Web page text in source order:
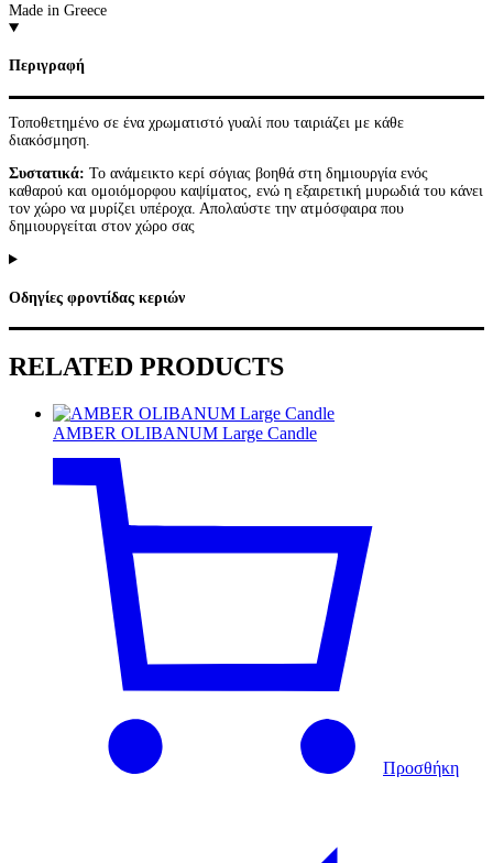
Made in Greece
Περιγραφή
Τοποθετημένο σε ένα χρωματιστό γυαλί που ταιριάζει με κάθε
διακόσμηση.
Συστατικά: Το ανάμεικτο κερί σόγιας βοηθά στη δημιουργία ενός
καθαρού και ομοιόμορφου καψίματος, ενώ η εξαιρετική μυρωδιά του κάνει
τον χώρο να μυρίζει υπέροχα. Απολαύστε την ατμόσφαιρα που
δημιουργείται στον χώρο σας
Οδηγίες φροντίδας κεριών
RELATED PRODUCTS
AMBER OLIBANUM Large Candle
Προσθήκη